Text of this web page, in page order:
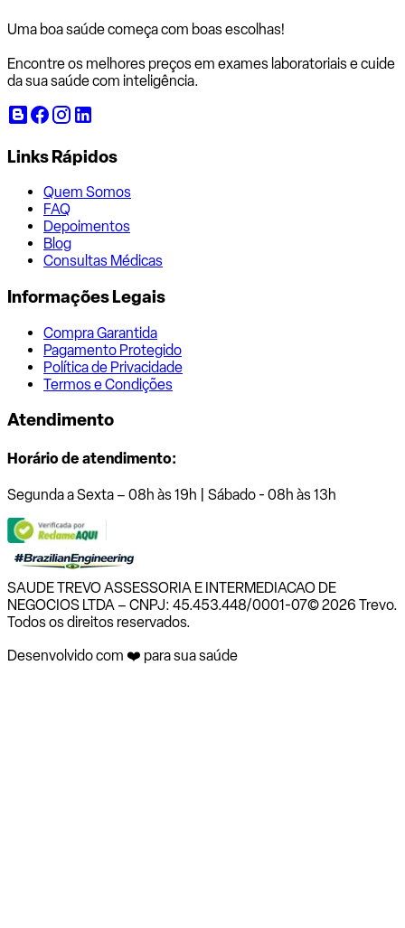
Uma boa saúde começa com boas escolhas!
Encontre os melhores preços em exames laboratoriais e cuide
da sua saúde com inteligência.
Links Rápidos
Quem Somos
FAQ
Depoimentos
Blog
Consultas Médicas
Informações Legais
Compra Garantida
Pagamento Protegido
Política de Privacidade
Termos e Condições
Atendimento
Horário de atendimento:
Segunda a Sexta – 08h às 19h | Sábado - 08h às 13h
SAUDE TREVO ASSESSORIA E INTERMEDIACAO DE
NEGOCIOS LTDA – CNPJ: 45.453.448/0001-07© 2026 Trevo.
Todos os direitos reservados.
Desenvolvido com ❤️ para sua saúde